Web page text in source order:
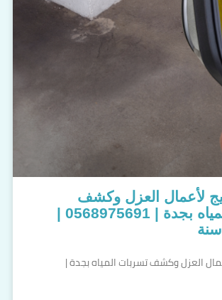
لأعمال العزل وكشف
تسربات المياه بجدة | 0568975691 |
العزل وكشف تسربات المياه بجدة |